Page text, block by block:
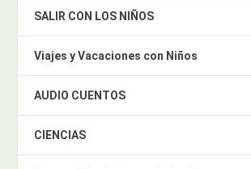
SALIR CON LOS NIÑOS
Viajes y Vacaciones con Niños
AUDIO CUENTOS
CIENCIAS